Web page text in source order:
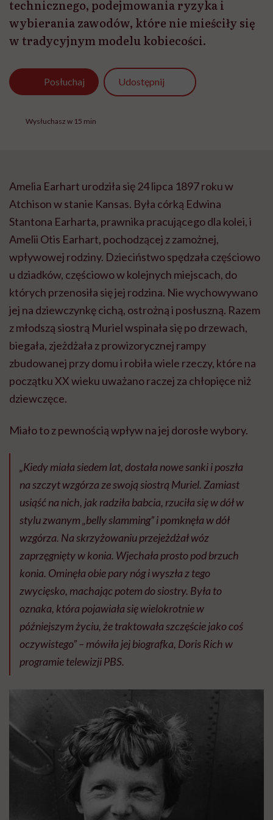
technicznego, podejmowania ryzyka i
wybierania zawodów, które nie mieściły się
w tradycyjnym modelu kobiecości.
Posłuchaj Udostępnij
Wysłuchasz w 15 min
Amelia Earhart urodziła się 24 lipca 1897 roku w
Atchison w stanie Kansas. Była córką Edwina
Stantona Earharta, prawnika pracującego dla kolei, i
Amelii Otis Earhart, pochodzącej z zamożnej,
wpływowej rodziny. Dzieciństwo spędzała częściowo
u dziadków, częściowo w kolejnych miejscach, do
których przenosiła się jej rodzina. Nie wychowywano
jej na dziewczynkę cichą, ostrożną i posłuszną. Razem
z młodszą siostrą Muriel wspinała się po drzewach,
biegała, zjeżdżała z prowizorycznej rampy
zbudowanej przy domu i robiła wiele rzeczy, które na
początku XX wieku uważano raczej za chłopięce niż
dziewczęce.
Miało to z pewnością wpływ na jej dorosłe wybory.
„Kiedy miała siedem lat, dostała nowe sanki i poszła
na szczyt wzgórza ze swoją siostrą Muriel. Zamiast
usiąść na nich, jak radziła babcia, rzuciła się w dół w
stylu zwanym „belly slamming” i pomknęła w dół
wzgórza. Na skrzyżowaniu przejeżdżał wóz
zaprzęgnięty w konia. Wjechała prosto pod brzuch
konia. Ominęła obie pary nóg i wyszła z tego
zwycięsko, machając potem do siostry. Była to
oznaka, która pojawiała się wielokrotnie w
późniejszym życiu, że traktowała szczęście jako coś
oczywistego” – mówiła jej biografka, Doris Rich w
programie telewizji PBS.